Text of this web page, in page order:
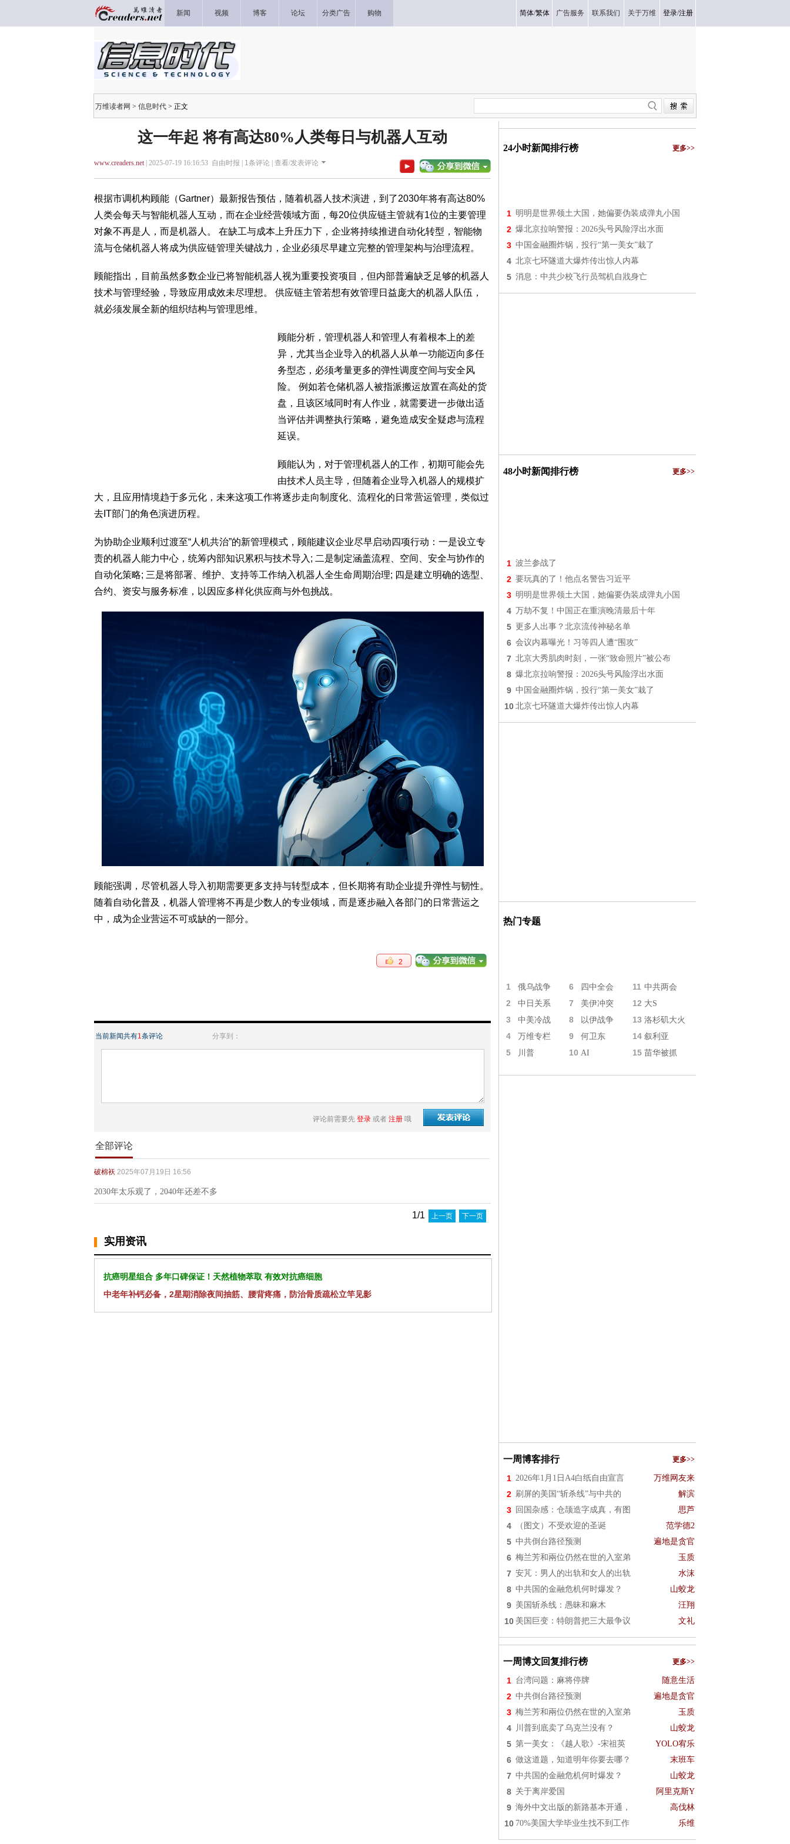
新闻 视频 博客 论坛 分类广告 购物 简体/繁体 广告服务 联系我们 关于万维 登录/注册
万维读者网 > 信息时代 > 正文
这一年起 将有高达80%人类每日与机器人互动
www.creaders.net| 2025-07-19 16:16:53 自由时报 | 1条评论 | 查看/发表评论
根据市调机构顾能（Gartner）最新报告预估，随着机器人技术演进，到了2030年将有高达80%
人类会每天与智能机器人互动，而在企业经营领域方面，每20位供应链主管就有1位的主要管理
对象不再是人，而是机器人。 在缺工与成本上升压力下，企业将持续推进自动化转型，智能物
流与仓储机器人将成为供应链管理关键战力，企业必须尽早建立完整的管理架构与治理流程。
顾能指出，目前虽然多数企业已将智能机器人视为重要投资项目，但内部普遍缺乏足够的机器人
技术与管理经验，导致应用成效未尽理想。 供应链主管若想有效管理日益庞大的机器人队伍，
就必须发展全新的组织结构与管理思维。
顾能分析，管理机器人和管理人有着根本上的差
异，尤其当企业导入的机器人从单一功能迈向多任
务型态，必须考量更多的弹性调度空间与安全风
险。 例如若仓储机器人被指派搬运放置在高处的货
盘，且该区域同时有人作业，就需要进一步做出适
当评估并调整执行策略，避免造成安全疑虑与流程
延误。
顾能认为，对于管理机器人的工作，初期可能会先
由技术人员主导，但随着企业导入机器人的规模扩
大，且应用情境趋于多元化，未来这项工作将逐步走向制度化、流程化的日常营运管理，类似过
去IT部门的角色演进历程。
为协助企业顺利过渡至“人机共治”的新管理模式，顾能建议企业尽早启动四项行动：一是设立专
责的机器人能力中心，统筹内部知识累积与技术导入; 二是制定涵盖流程、空间、安全与协作的
自动化策略; 三是将部署、维护、支持等工作纳入机器人全生命周期治理; 四是建立明确的选型、
合约、资安与服务标准，以因应多样化供应商与外包挑战。
顾能强调，尽管机器人导入初期需要更多支持与转型成本，但长期将有助企业提升弹性与韧性。
随着自动化普及，机器人管理将不再是少数人的专业领域，而是逐步融入各部门的日常营运之
中，成为企业营运不可或缺的一部分。
2
当前新闻共有1条评论 分享到：
评论前需要先 登录 或者 注册 哦
全部评论
破棉袄 2025年07月19日 16:56
2030年太乐观了，2040年还差不多
1/1 上一页 下一页
实用资讯
抗癌明星组合 多年口碑保证！天然植物萃取 有效对抗癌细胞
中老年补钙必备，2星期消除夜间抽筋、腰背疼痛，防治骨质疏松立竿见影
24小时新闻排行榜 更多>>
1 明明是世界领土大国，她偏要伪装成弹丸小国
2 爆北京拉响警报：2026头号风险浮出水面
3 中国金融圈炸锅，投行“第一美女”栽了
4 北京七环隧道大爆炸传出惊人内幕
5 消息：中共少校飞行员驾机自戕身亡
48小时新闻排行榜 更多>>
1 波兰参战了
2 要玩真的了！他点名警告习近平
3 明明是世界领土大国，她偏要伪装成弹丸小国
4 万劫不复！中国正在重演晚清最后十年
5 更多人出事？北京流传神秘名单
6 会议内幕曝光！习等四人遭“围攻”
7 北京大秀肌肉时刻，一张“致命照片”被公布
8 爆北京拉响警报：2026头号风险浮出水面
9 中国金融圈炸锅，投行“第一美女”栽了
10 北京七环隧道大爆炸传出惊人内幕
热门专题
1 俄乌战争 6 四中全会 11 中共两会
2 中日关系 7 美伊冲突 12 大S
3 中美冷战 8 以伊战争 13 洛杉矶大火
4 万维专栏 9 何卫东 14 叙利亚
5 川普 10 AI 15 苗华被抓
一周博客排行 更多>>
1 2026年1月1日A4白纸自由宣言 万维网友来
2 刷屏的美国“斩杀线”与中共的 解滨
3 回国杂感：仓颉造字成真，有图 思芦
4 （图文）不受欢迎的圣诞 范学德2
5 中共倒台路径预测 遍地是贪官
6 梅兰芳和兩位仍然在世的入室弟 玉质
7 安芃：男人的出轨和女人的出轨 水沫
8 中共国的金融危机何时爆发？ 山蛟龙
9 美国斩杀线：愚昧和麻木 汪翔
10 美国巨变：特朗普把三大最争议 文礼
一周博文回复排行榜 更多>>
1 台湾问题：麻将停牌 随意生活
2 中共倒台路径预测 遍地是贪官
3 梅兰芳和兩位仍然在世的入室弟 玉质
4 川普到底卖了乌克兰没有？ 山蛟龙
5 第一美女：《越人歌》-宋祖英 YOLO宥乐
6 做这道题，知道明年你要去哪？ 末班车
7 中共国的金融危机何时爆发？ 山蛟龙
8 关于离岸爱国 阿里克斯Y
9 海外中文出版的新路基本开通， 高伐林
10 70%美国大学毕业生找不到工作 乐维